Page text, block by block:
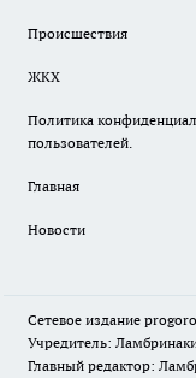
Происшествия
ЖКХ
Политика
пользователей.
Главная
Новости
Сетевое издание
Учредитель:
Главный редактор: